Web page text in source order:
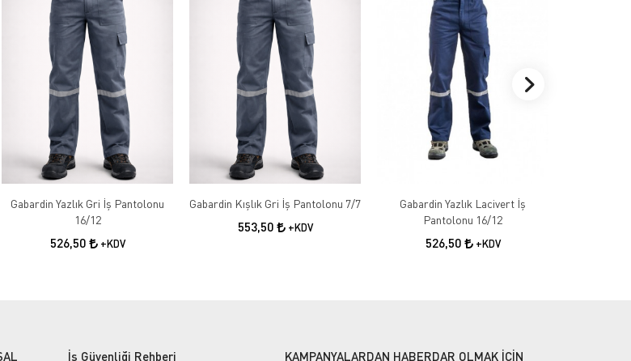
Gabardin Yazlık Gri İş Pantolonu
16/12
526,50 +KDV
Gabardin Kışlık Gri İş Pantolonu 7/7
553,50 +KDV
Gabardin Yazlık Lacivert İş
Pantolonu 16/12
526,50 +KDV
İş Güvenliği Rehberi KAMPANYALARDAN HABERDAR OLMAK İÇİN